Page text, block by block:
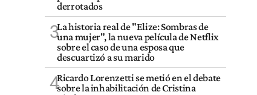
derrotados
3La historia real de "Elize: Sombras de
una mujer", la nueva película de Netflix
sobre el caso de una esposa que
descuartizó a su marido
4Ricardo Lorenzetti se metió en el debate
sobre la inhabilitación de Cristina